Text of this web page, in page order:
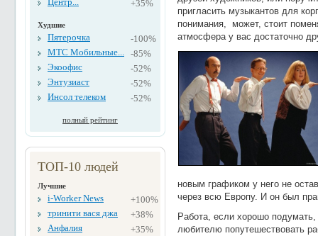
+35%
Худшие
Пятерочка
-100%
МТС Мобильные... -85%
Экоофис
-52%
Энтузиаст
-52%
Инсол телеком
-52%
полный рейтинг
ТОП-10 людей
Лучшие
i-Worker News
+100%
тринити вася джа
+38%
Анфалия
+35%
пригласить музыкантов для
понимания, может, стоит
атмосфера у вас достаточно
новым графиком у него не
через всю Европу. И он был
Работа, если хорошо
любителю попутешествовать